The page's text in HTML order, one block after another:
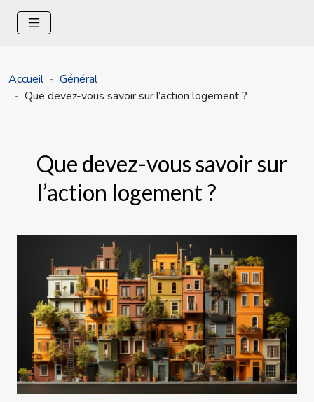
Accueil
Général
Que devez-vous savoir sur l’action logement ?
Que devez-vous savoir sur
l’action logement ?